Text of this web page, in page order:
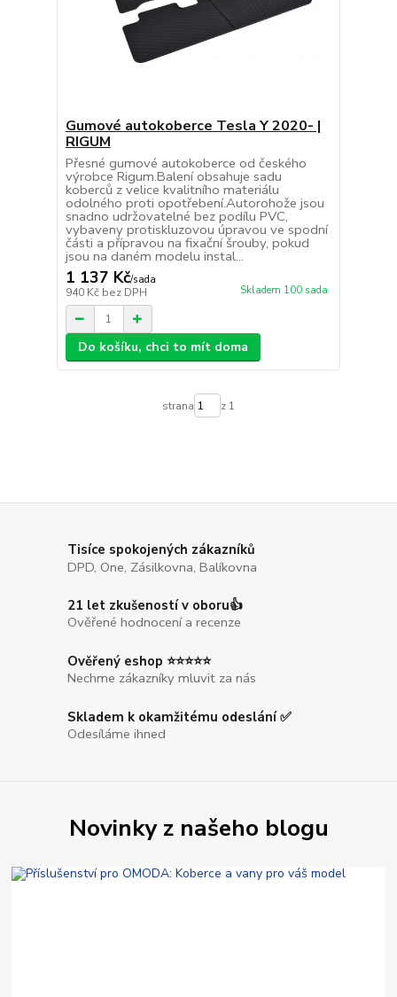
Gumové autokoberce Tesla Y 2020- |
RIGUM
Přesné gumové autokoberce od českého
výrobce Rigum.Balení obsahuje sadu
koberců z velice kvalitního materiálu
odolného proti opotřebení.Autorohože jsou
snadno udržovatelné bez podílu PVC,
vybaveny protiskluzovou úpravou ve spodní
části a přípravou na fixační šrouby, pokud
jsou na daném modelu instal...
1 137 Kč/sada
940 Kč bez DPH Skladem 100 sada
Do košíku, chci to mít doma
strana z 1
Tisíce spokojených zákazníků
DPD, One, Zásilkovna, Balíkovna
21 let zkušeností v oboru👍
Ověřené hodnocení a recenze
Ověřený eshop ⭐⭐⭐⭐⭐
Nechme zákazníky mluvit za nás
Skladem k okamžitému odeslání ✅
Odesíláme ihned
Novinky z našeho blogu